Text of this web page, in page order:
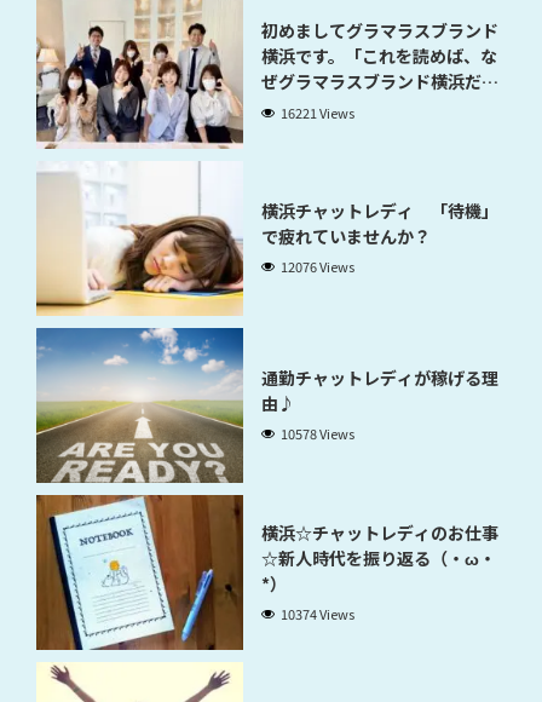
初めましてグラマラスブランド
横浜です。「これを読めば、な
ぜグラマラスブランド横浜だと
稼げるのかが分かります」
16221 Views
横浜チャットレディ 「待機」
で疲れていませんか？
12076 Views
通勤チャットレディが稼げる理
由♪
10578 Views
横浜☆チャットレディのお仕事
☆新人時代を振り返る（・ω・
*）
10374 Views